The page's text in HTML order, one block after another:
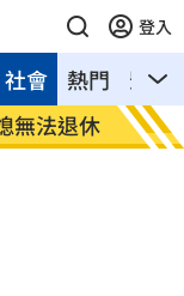
登入
熱門 影音
社會
無法退休
外野
標